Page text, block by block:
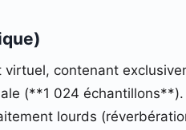
contenant
(**1 024
lourds